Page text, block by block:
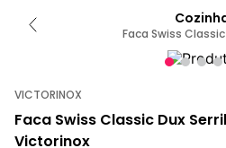
Faca Swiss
VICTORINOX
Faca Swiss Classic Dux
Victorinox